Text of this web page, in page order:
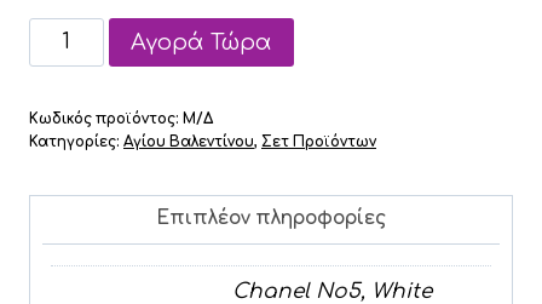
Σετ
Love
ποσότητα
Αγορά Τώρα
Κωδικός προϊόντος: Μ/Δ
Κατηγορίες: Αγίου Βαλεντίνου, Σετ Προϊόντων
Επιπλέον πληροφορίες
Chanel No5, White